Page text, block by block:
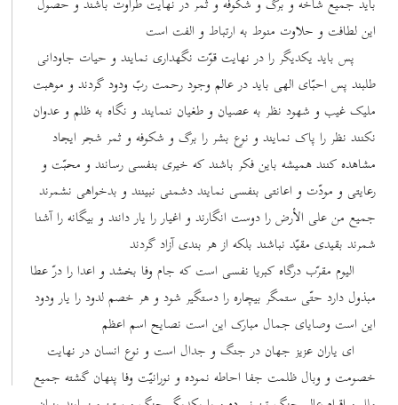
این لطافت و حلاوت منوط به ارتباط و الفت است
پس باید یکدیگر را در نهایت قوّت نگهداری نمایند و حیات جاودانی
طلبند پس احبّای الهی باید در عالم وجود رحمت ربّ ودود گردند و موهبت
ملیک غیب و شهود نظر به عصیان و طغیان ننمایند و نگاه به ظلم و عدوان
نکنند نظر را پاک نمایند و نوع بشر را برگ و شکوفه و ثمر شجر ایجاد
مشاهده کنند همیشه باین فکر باشند که خیری بنفسی رسانند و محبّت و
رعایتی و مودّت و اعانتی بنفسی نمایند دشمنی نبینند و بدخواهی نشمرند
جمیع من علی الأرض را دوست انگارند و اغیار را یار دانند و بیگانه را آشنا
شمرند بقیدی مقیّد نباشند بلکه از هر بندی آزاد گردند
الیوم مقرّب درگاه کبریا نفسی است که جام وفا بخشد و اعدا را درّ عطا
مبذول دارد حتّی ستمگر بیچاره را دستگیر شود و هر خصم لدود را یار ودود
این است وصایای جمال مبارک این است نصایح اسم اعظم
ای یاران عزیز جهان در جنگ و جدال است و نوع انسان در نهایت
خصومت و وبال ظلمت جفا احاطه نموده و نورانیّت وفا پنهان گشته جمیع